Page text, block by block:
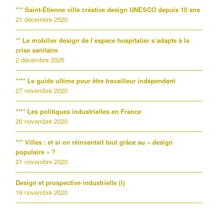
*** Saint-Étienne ville créative design UNESCO depuis 10 ans
21 décembre 2020
** Le mobilier design de l’espace hospitalier s’adapte à la
crise sanitaire
2 décembre 2020
**** Le guide ultime pour être travailleur indépendant
27 novembre 2020
**** Les politiques industrielles en France
26 novembre 2020
*** Villes : et si on réinventait tout grâce au « design
populaire » ?
21 novembre 2020
Design et prospective industrielle (i)
19 novembre 2020